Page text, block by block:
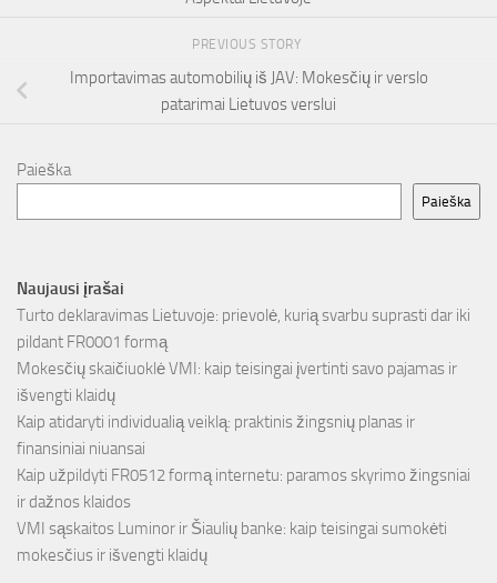
PREVIOUS STORY
Importavimas automobilių iš JAV: Mokesčių ir verslo
patarimai Lietuvos verslui
Paieška
Paieška
Naujausi įrašai
Turto deklaravimas Lietuvoje: prievolė, kurią svarbu suprasti dar iki
pildant FR0001 formą
Mokesčių skaičiuoklė VMI: kaip teisingai įvertinti savo pajamas ir
išvengti klaidų
Kaip atidaryti individualią veiklą: praktinis žingsnių planas ir
finansiniai niuansai
Kaip užpildyti FR0512 formą internetu: paramos skyrimo žingsniai
ir dažnos klaidos
VMI sąskaitos Luminor ir Šiaulių banke: kaip teisingai sumokėti
mokesčius ir išvengti klaidų